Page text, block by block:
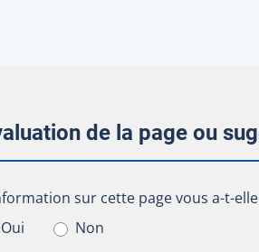
de la page ou
sur cette page vous a-t-
sur cette page vous a-t-
Oui
Non